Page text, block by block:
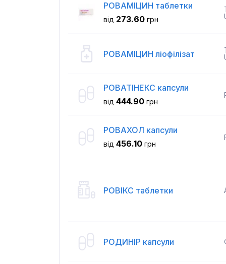
РОВАМІЦИН таблетки
від 273.60 грн
РОВАМІЦИН ліофілізат
РОВАТІНЕКС капсули
від 444.90 грн
РОВАХОЛ капсули
від 456.10 грн
РОВІКС таблетки
РОДИНІР капсули